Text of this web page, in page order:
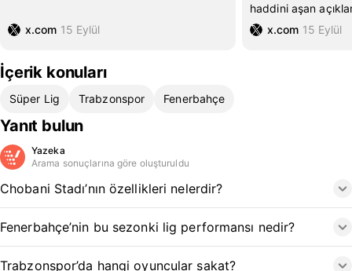
x.com 15 Eylül
haddini aşan
x.com 15 Eylül
İçerik konuları
Süper Lig Trabzonspor Fenerbahçe
Yanıt bulun
Yazeka
Arama sonuçlarına göre oluşturuldu
Chobani Stadı’nın özellikleri nelerdir?
Fenerbahçe’nin bu sezonki lig performansı nedir?
Trabzonspor’da hangi oyuncular sakat?